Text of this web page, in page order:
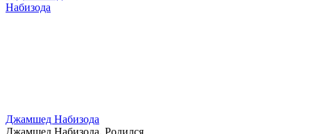
Джамшед Набизода
Джамшед Набизода. Родился